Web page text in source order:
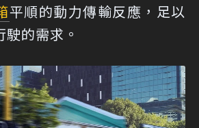
平順的動力傳輸反應，足以
的需求。